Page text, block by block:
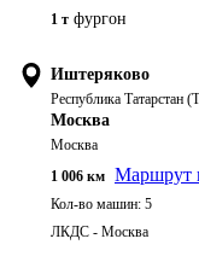
1 т фургон
Иштеряково
Республика Татарстан
Москва
Москва
1 006 км Маршрут
Кол-во машин: 5
ЛКДС - Москва